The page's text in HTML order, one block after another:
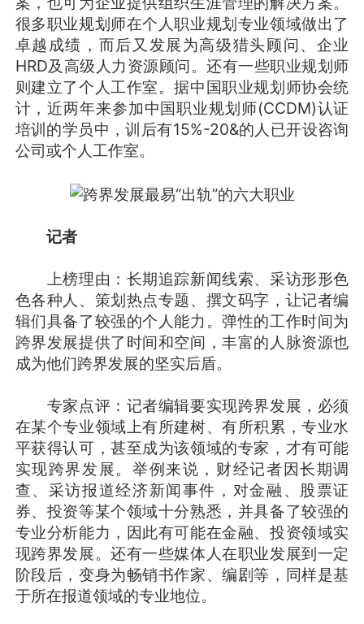
很多职业规划师在个人职业规划专业领域做出了
卓越成绩，而后又发展为高级猎头顾问、企业
HRD及高级人力资源顾问。还有一些职业规划师
则建立了个人工作室。据中国职业规划师协会统
计，近两年来参加中国职业规划师(CCDM)认证
培训的学员中，训后有15%-20&的人已开设咨询
公司或个人工作室。
记者
上榜理由：长期追踪新闻线索、采访形形色
色各种人、策划热点专题、撰文码字，让记者编
辑们具备了较强的个人能力。弹性的工作时间为
跨界发展提供了时间和空间，丰富的人脉资源也
成为他们跨界发展的坚实后盾。
专家点评：记者编辑要实现跨界发展，必须
在某个专业领域上有所建树、有所积累，专业水
平获得认可，甚至成为该领域的专家，才有可能
实现跨界发展。举例来说，财经记者因长期调
查、采访报道经济新闻事件，对金融、股票证
券、投资等某个领域十分熟悉，并具备了较强的
专业分析能力，因此有可能在金融、投资领域实
现跨界发展。还有一些媒体人在职业发展到一定
阶段后，变身为畅销书作家、编剧等，同样是基
于所在报道领域的专业地位。